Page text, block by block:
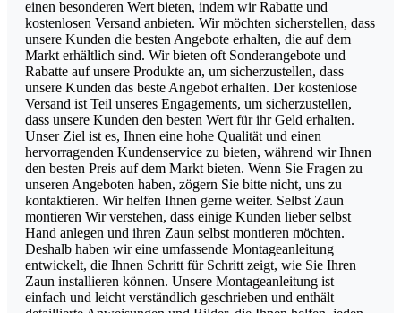
einen besonderen Wert bieten, indem wir Rabatte und
kostenlosen Versand anbieten. Wir möchten sicherstellen, dass
unsere Kunden die besten Angebote erhalten, die auf dem
Markt erhältlich sind. Wir bieten oft Sonderangebote und
Rabatte auf unsere Produkte an, um sicherzustellen, dass
unsere Kunden das beste Angebot erhalten. Der kostenlose
Versand ist Teil unseres Engagements, um sicherzustellen,
dass unsere Kunden den besten Wert für ihr Geld erhalten.
Unser Ziel ist es, Ihnen eine hohe Qualität und einen
hervorragenden Kundenservice zu bieten, während wir Ihnen
den besten Preis auf dem Markt bieten. Wenn Sie Fragen zu
unseren Angeboten haben, zögern Sie bitte nicht, uns zu
kontaktieren. Wir helfen Ihnen gerne weiter. Selbst Zaun
montieren Wir verstehen, dass einige Kunden lieber selbst
Hand anlegen und ihren Zaun selbst montieren möchten.
Deshalb haben wir eine umfassende Montageanleitung
entwickelt, die Ihnen Schritt für Schritt zeigt, wie Sie Ihren
Zaun installieren können. Unsere Montageanleitung ist
einfach und leicht verständlich geschrieben und enthält